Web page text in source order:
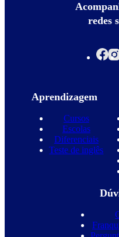
redes
Aprendizagem
Cursos
Escolas
Diferenciais
Teste de inglês